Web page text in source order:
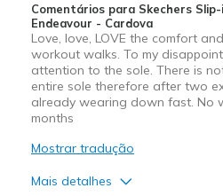
Comentários para Skechers Slip-
Endeavour - Cardova
Love, love, LOVE the comfort
workout walks. To my
attention to the sole. There is
entire sole therefore after two
already wearing down fast. No
months
Mostrar tradução
Mais detalhes